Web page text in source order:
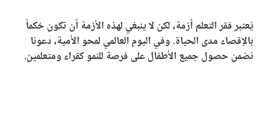
يُعتبر فقر التعلم أزمة، لكن لا ينبغي لهذه الأزمة أن تكون حُكماً
بالإقصاء مدى الحياة. وفي اليوم العالمي لمحو الأمية، دعونا
نضمن حصول جميع الأطفال على فرصة للنمو كقراء ومتعلمين.